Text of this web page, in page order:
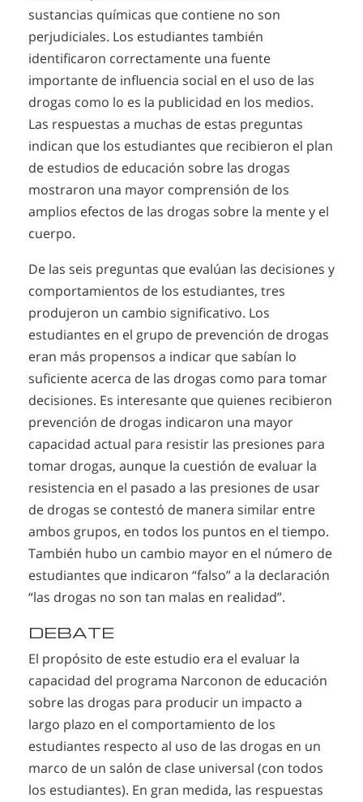
sustancias químicas que contiene no son
perjudiciales. Los estudiantes también
identificaron correctamente una fuente
importante de influencia social en el uso de las
drogas como lo es la publicidad en los medios.
Las respuestas a muchas de estas preguntas
indican que los estudiantes que recibieron el plan
de estudios de educación sobre las drogas
mostraron una mayor comprensión de los
amplios efectos de las drogas sobre la mente y el
cuerpo.
De las seis preguntas que evalúan las decisiones y
comportamientos de los estudiantes, tres
produjeron un cambio significativo. Los
estudiantes en el grupo de prevención de drogas
eran más propensos a indicar que sabían lo
suficiente acerca de las drogas como para tomar
decisiones. Es interesante que quienes recibieron
prevención de drogas indicaron una mayor
capacidad actual para resistir las presiones para
tomar drogas, aunque la cuestión de evaluar la
resistencia en el pasado a las presiones de usar
de drogas se contestó de manera similar entre
ambos grupos, en todos los puntos en el tiempo.
También hubo un cambio mayor en el número de
estudiantes que indicaron “falso” a la declaración
“las drogas no son tan malas en realidad”.
DEBATE
El propósito de este estudio era el evaluar la
capacidad del programa Narconon de educación
sobre las drogas para producir un impacto a
largo plazo en el comportamiento de los
estudiantes respecto al uso de las drogas en un
marco de un salón de clase universal (con todos
los estudiantes). En gran medida, las respuestas